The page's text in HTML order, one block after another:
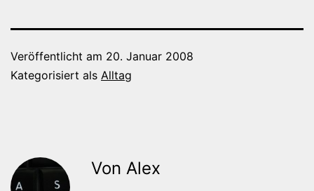
Veröffentlicht am 20. Januar 2008
Kategorisiert als Alltag
Von Alex